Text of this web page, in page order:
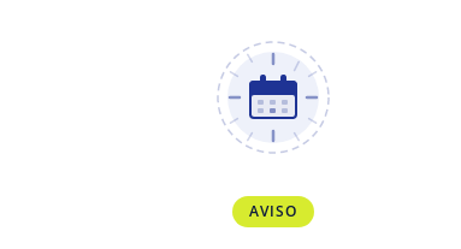
AVISO